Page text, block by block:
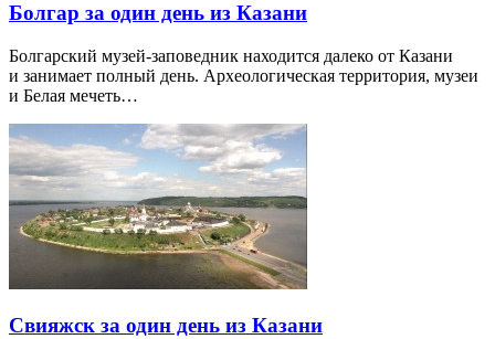
Болгар за один день из Казани
Болгарский музей-заповедник находится далеко от Казани
и занимает полный день. Археологическая территория, музеи
и Белая мечеть…
Свияжск за один день из Казани